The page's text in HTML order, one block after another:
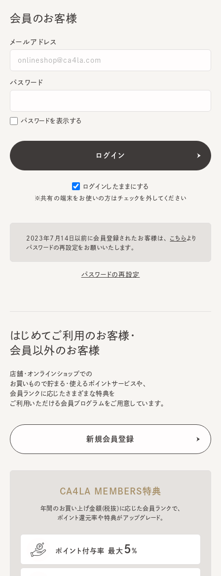
会員のお客様
メールアドレス
パスワード
パスワードを表示する
ログインしたままにする
※共有の端末をお使いの方はチェックを外してください
2023年7月14日以前に会員登録されたお客様は、 こちらより
パスワードの再設定をお願いいたします。
パスワードの再設定
はじめてご利用のお客様・
会員以外のお客様
店舗・オンラインショップでの
お買いもので貯まる・使えるポイントサービスや、
会員ランクに応じたさまざまな特典を
ご利用いただける会員プログラムをご用意しています。
CA4LA MEMBERS特典
年間のお買い上げ金額(税抜)に応じた会員ランクで、
ポイント還元率や特典がアップグレード。
ポイント付与率 最大 5%